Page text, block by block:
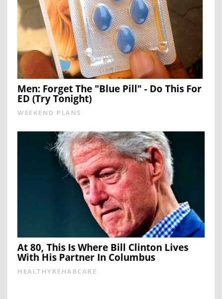
Men: Forget The "Blue Pill" - Do This For
ED (Try Tonight)
WEEKEND PLANS
At 80, This Is Where Bill Clinton Lives
With His Partner In Columbus
HEALTHYREHABCARE